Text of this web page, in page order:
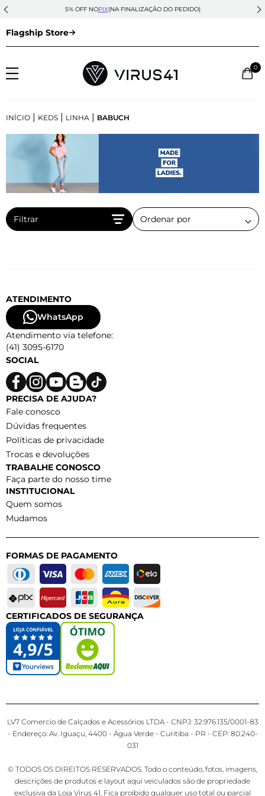
5% OFF NOPIX(NA FINALIZAÇÃO DO PEDIDO)
Flagship Store
0
INÍCIO | KEDS | LINHA | BABUCH
Filtrar
ATENDIMENTO
WhatsApp
Atendimento via telefone:
(41) 3095-6170
SOCIAL
PRECISA DE AJUDA?
Fale conosco
Dúvidas frequentes
Políticas de privacidade
Trocas e devoluções
TRABALHE CONOSCO
Faça parte do nosso time
INSTITUCIONAL
Quem somos
Mudamos
FORMAS DE PAGAMENTO
CERTIFICADOS DE SEGURANÇA
LV7 Comercio de Calçados e Acessórios LTDA - CNPJ: 32.976.135/0001-83
- Endereço: Av. Iguaçu, 4400 - Água Verde - Curitiba - PR - CEP: 80.240-
031
© TODOS OS DIREITOS RESERVADOS. Todo o conteúdo, fotos, imagens,
descrições de produtos e layout aqui veiculados são de propriedade
exclusiva da Loja Virus 41. Fica proibido qualquer uso total ou parcial